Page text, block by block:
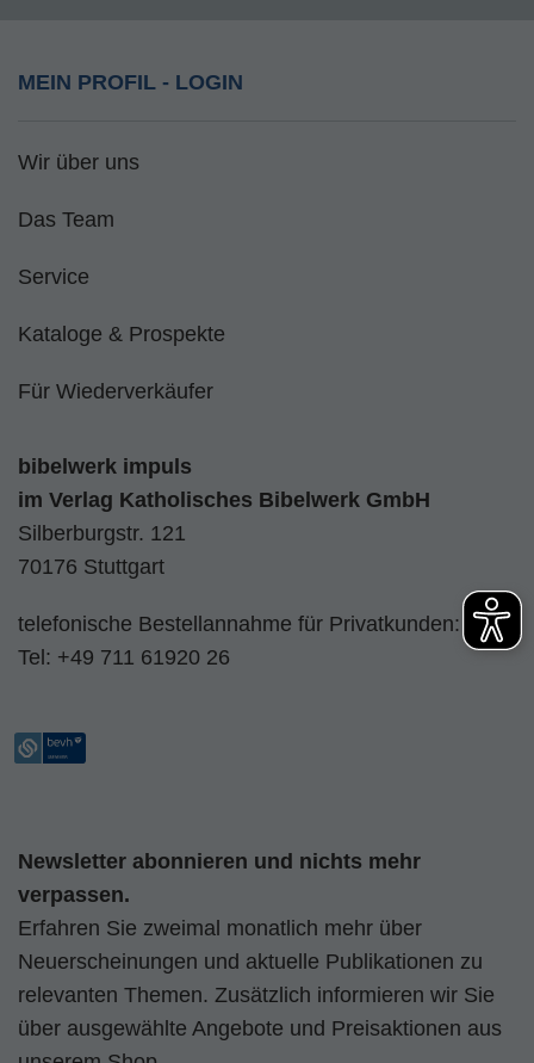
MEIN PROFIL - LOGIN
Wir über uns
Das Team
Service
Kataloge & Prospekte
Für Wiederverkäufer
bibelwerk impuls
im Verlag Katholisches Bibelwerk GmbH
Silberburgstr. 121
70176 Stuttgart
telefonische Bestellannahme für Privatkunden:
Tel: +49 711 61920 26
Newsletter abonnieren und nichts mehr
verpassen.
Erfahren Sie zweimal monatlich mehr über
Neuerscheinungen und aktuelle Publikationen zu
relevanten Themen. Zusätzlich informieren wir Sie
über ausgewählte Angebote und Preisaktionen aus